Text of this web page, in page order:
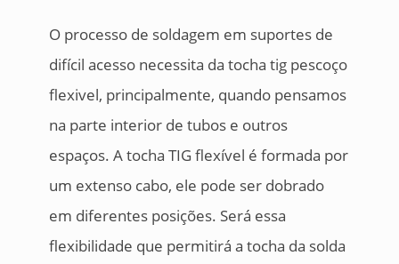
O processo de soldagem em suportes de
difícil acesso necessita da tocha tig pescoço
flexivel, principalmente, quando pensamos
na parte interior de tubos e outros
espaços. A tocha TIG flexível é formada por
um extenso cabo, ele pode ser dobrado
em diferentes posições. Será essa
flexibilidade que permitirá a tocha da solda